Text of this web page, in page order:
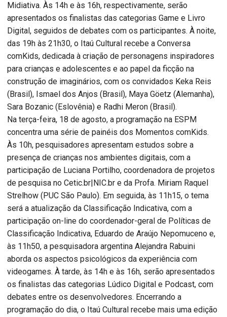
Midiativa. Às 14h e às 16h, respectivamente, serão
apresentados os finalistas das categorias Game e Livro
Digital, seguidos de debates com os participantes. À noite,
das 19h às 21h30, o Itaú Cultural recebe a Conversa
comKids, dedicada à criação de personagens inspiradores
para crianças e adolescentes e ao papel da ficção na
construção de imaginários, com os convidados Keka Reis
(Brasil), Ismael dos Anjos (Brasil), Maya Göetz (Alemanha),
Sara Bozanic (Eslovênia) e Radhi Meron (Brasil).
Na terça-feira, 18 de agosto, a programação na ESPM
concentra uma série de painéis dos Momentos comKids.
Às 10h, pesquisadores apresentam estudos sobre a
presença de crianças nos ambientes digitais, com a
participação de Luciana Portilho, coordenadora de projetos
de pesquisa no Cetic.br|NIC.br e da Profa. Miriam Raquel
Strelhow (PUC São Paulo). Em seguida, às 11h15, o tema
será a atualização da Classificação Indicativa, com a
participação on-line do coordenador-geral de Políticas de
Classificação Indicativa, Eduardo de Araújo Nepomuceno e,
às 11h50, a pesquisadora argentina Alejandra Rabuini
aborda os aspectos psicológicos da experiência com
videogames. À tarde, às 14h e às 16h, serão apresentados
os finalistas das categorias Lúdico Digital e Podcast, com
debates entre os desenvolvedores. Encerrando a
programação do dia, o Itaú Cultural recebe mais uma edição